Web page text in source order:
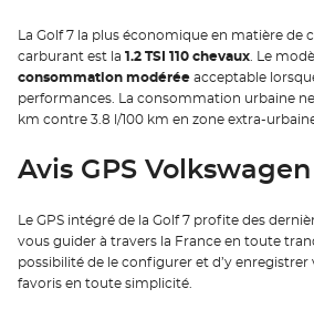
La Golf 7 la plus économique en matière
carburant est la 1.2 TSI 110 chevaux . Le
consommation modérée acceptable
performances. La consommation urbaine ne
km contre 3.8 l/100 km en zone extra-
Avis GPS
Le GPS intégré de la Golf 7 profite des
vous guider à travers la France en toute
possibilité de le configurer et d’y enregistrer
favoris en toute simplicité.